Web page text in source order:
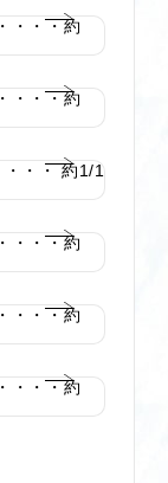
・・・約
・・・約
・・・ 約1/1
・・・約
・・・約
・・・約